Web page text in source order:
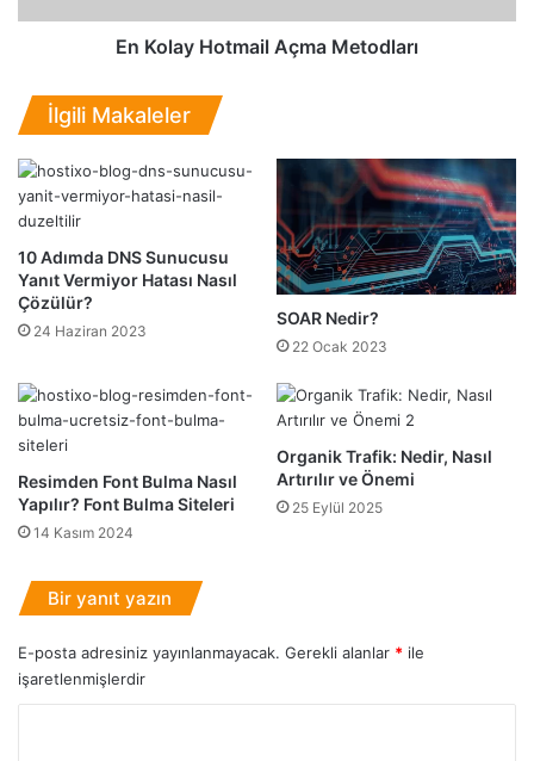
?
W
o
d
p
r
e
s
G
i
i
R
h
b
e
o
A
ç
m
M
e
t
l
a
r
En Kolay Hotmail Açma Metodları
İlgili Makaleler
10 Adımda DNS Sunucusu
Yanıt Vermiyor Hatası Nasıl
Çözülür?
24 Haziran 2023
SOAR Nedir?
22 Ocak 2023
Resimden Font Bulma Nasıl
Yapılır? Font Bulma Siteleri
14 Kasım 2024
Organik Trafik: Nedir, Nasıl
Artırılır ve Önemi
25 Eylül 2025
Bir yanıt yazın
E-posta adresiniz yayınlanmayacak. Gerekli alanlar * ile
işaretlenmişlerdir